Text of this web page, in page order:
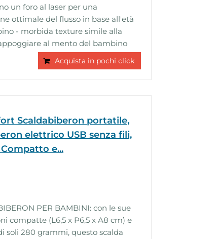
un foro al laser per una
ottimale del flusso in base all'età
- morbida texture simile alla
al mento del bambino
Acquista in pochi click
Scaldabiberon portatile,
elettrico USB senza fili,
e...
PER BAMBINI: con le sue
compatte (L6,5 x P6,5 x A8 cm) e
soli 280 grammi, questo scalda